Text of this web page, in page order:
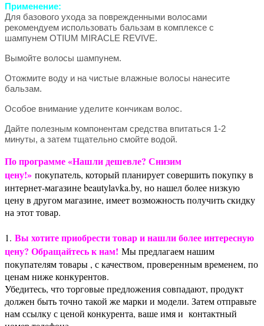
Применение:
Для базового ухода за поврежденными волосами
рекомендуем использовать бальзам в комплексе с
шампунем OTIUM MIRACLE REVIVE.
Вымойте волосы шампунем.
Отожмите воду и на чистые влажные волосы нанесите
бальзам.
Особое внимание уделите кончикам волос.
Дайте полезным компонентам средства впитаться 1-2
минуты, а затем тщательно смойте водой.
По программе «Нашли дешевле? Снизим
цену!» покупатель, который планирует совершить покупку в
интернет-магазине beautylavka.by, но нашел более низкую
цену в другом магазине, имеет возможность получить скидку
на этот товар.
1. Вы хотите приобрести товар и нашли более интересную
цену? Обращайтесь к нам! Мы предлагаем нашим
покупателям товары , с качеством, проверенным временем, по
ценам ниже конкурентов.
Убедитесь, что торговые предложения совпадают, продукт
должен быть точно такой же марки и модели. Затем отправьте
нам ссылку с ценой конкурента, ваше имя и контактный